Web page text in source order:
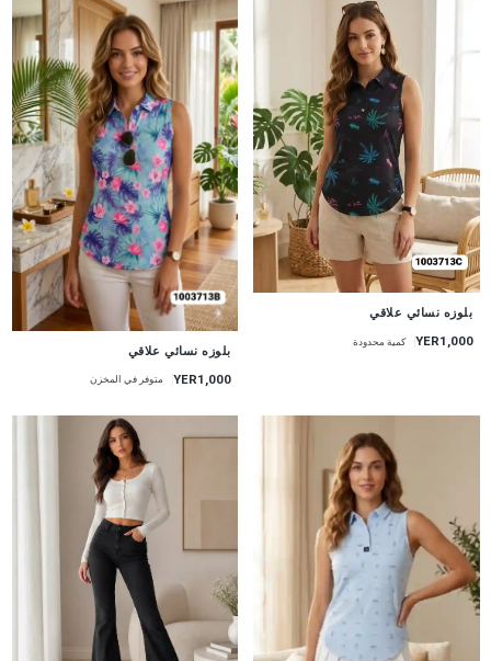
بلوزه نسائي علاقي
YER1,000 كمية محدودة
بلوزه نسائي علاقي
YER1,000 متوفر في المخزن